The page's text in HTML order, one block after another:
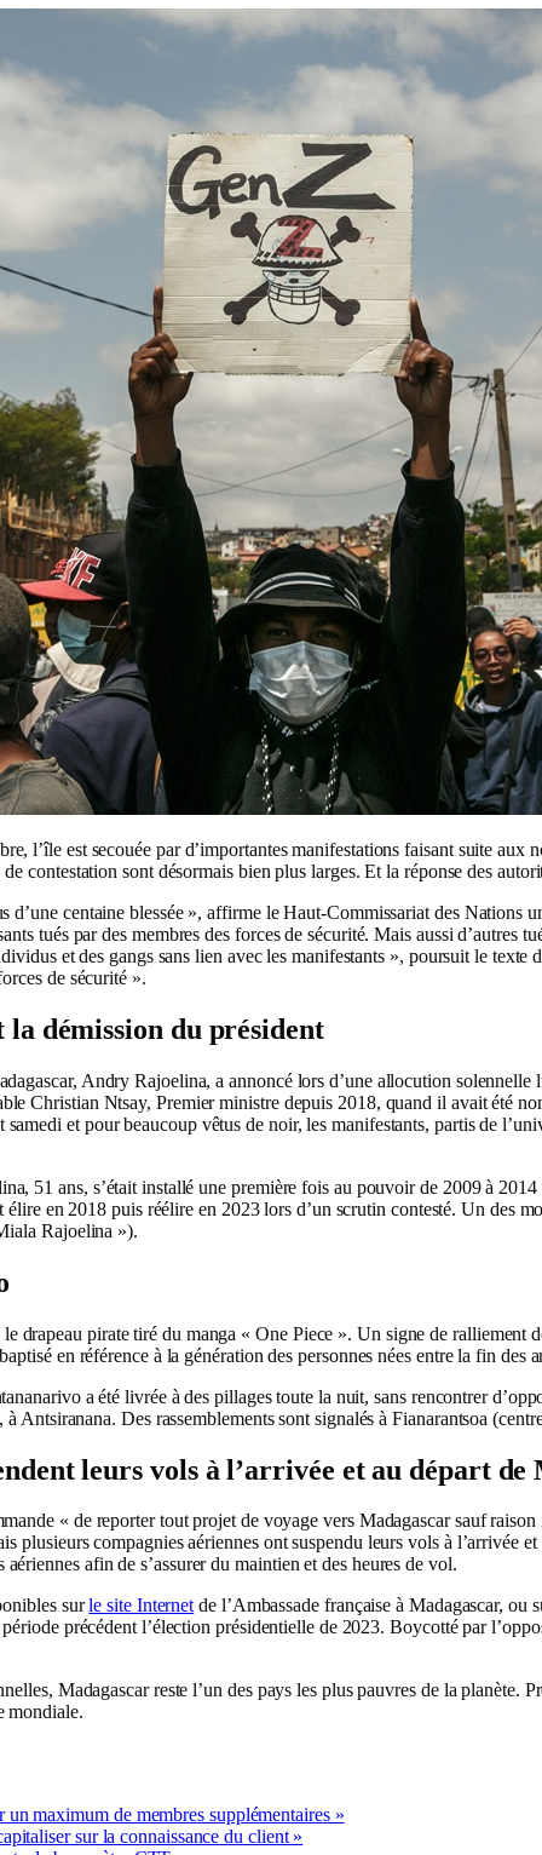
l’île est secouée par d’importantes manifestations faisant suite aux
contestation sont désormais bien plus larges. Et la réponse des
d’une centaine blessée », affirme le Haut-Commissariat des Nations
tués par des membres des forces de sécurité. Mais aussi d’autres
et des gangs sans lien avec les manifestants », poursuit le
de sécurité ».
démission du président
Andry Rajoelina, a annoncé lors d’une allocution
Christian Ntsay, Premier ministre depuis 2018, quand il avait été
et pour beaucoup vêtus de noir, les manifestants, partis de
51 ans, s’était installé une première fois au pouvoir de 2009 à 2014
en 2018 puis réélire en 2023 lors d’un scrutin contesté. Un des
Rajoelina »).
drapeau pirate tiré du manga « One Piece ». Un signe de ralliement
en référence à la génération des personnes nées entre la fin des
a été livrée à des pillages toute la nuit, sans rencontrer
Antsiranana. Des rassemblements sont signalés à Fianarantsoa
leurs vols à l’arrivée et au départ de
« de reporter tout projet de voyage vers Madagascar sauf
plusieurs compagnies aériennes ont suspendu leurs vols à l’arrivée
afin de s’assurer du maintien et des heures de vol.
surle site Internetde l’Ambassade française à Madagascar, ou
précédent l’élection présidentielle de 2023. Boycotté par
Madagascar reste l’un des pays les plus pauvres de la planète.
mondiale.
maximum de membres supplémentaires »
sur la connaissance du client »